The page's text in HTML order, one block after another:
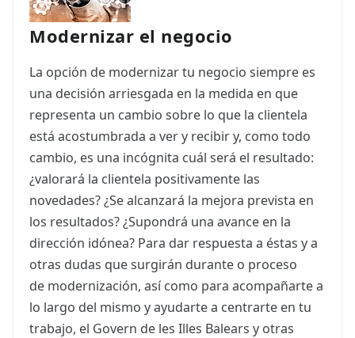
Modernizar el negocio
La opción de modernizar tu negocio siempre es
una decisión arriesgada en la medida en que
representa un cambio sobre lo que la clientela
está acostumbrada a ver y recibir y, como todo
cambio, es una incógnita cuál será el resultado:
¿valorará la clientela positivamente las
novedades? ¿Se alcanzará la mejora prevista en
los resultados? ¿Supondrá una avance en la
dirección idónea? Para dar respuesta a éstas y a
otras dudas que surgirán durante o proceso
de modernización, así como para acompañarte a
lo largo del mismo y ayudarte a centrarte en tu
trabajo, el Govern de les Illes Balears y otras